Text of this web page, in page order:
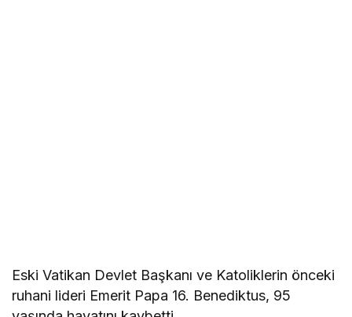
Eski Vatikan Devlet Başkanı ve Katoliklerin önceki
ruhani lideri Emerit Papa 16. Benediktus, 95